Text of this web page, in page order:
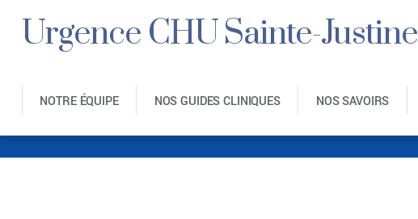
Urgence CHU Sainte-Justine
NOTRE ÉQUIPE NOS GUIDES CLINIQUES NOS SAVOIRS